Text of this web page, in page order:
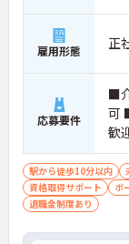
雇用形態 正
応募要件
■
可
歓
ワ
駅から徒歩10分以内
資格取得サポート
ボ
退職金制度あり